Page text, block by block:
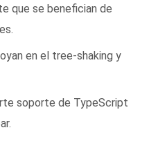
que se benefician de
en el tree-shaking y
soporte de TypeScript